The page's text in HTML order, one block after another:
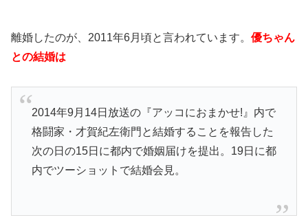
離婚したのが、2011年6月頃と言われています。 優ちゃん
との結婚は
2014年9月14日放送の『アッコにおまかせ!』内で
格闘家・才賀紀左衛門と結婚することを報告した
次の日の15日に都内で婚姻届けを提出。19日に都
内でツーショットで結婚会見。